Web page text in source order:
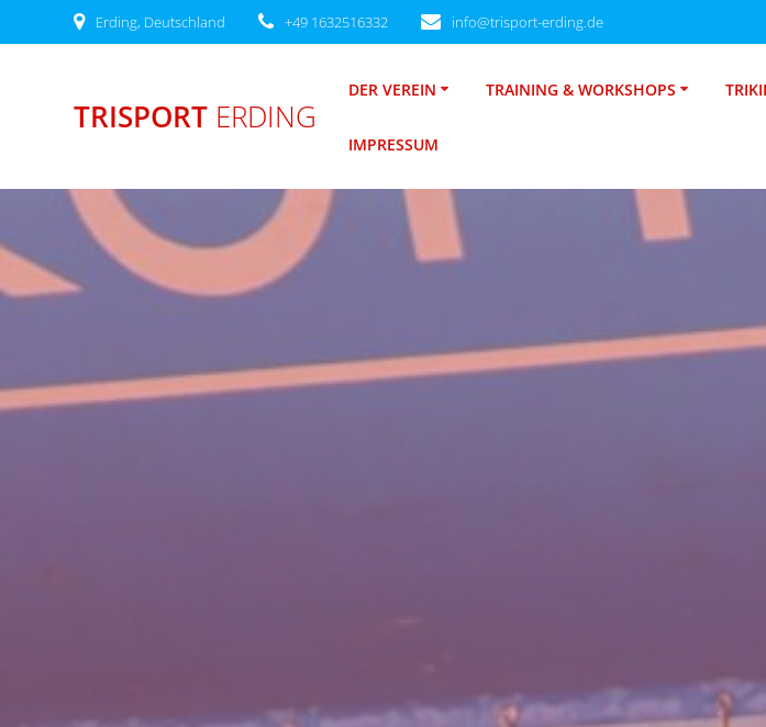
Inhalt
Erding, Deutschland +49 1632516332 info@trisport-erding.de
TRISPORT ERDING
DER VEREIN TRAINING & WORKSHOPS
IMPRESSUM